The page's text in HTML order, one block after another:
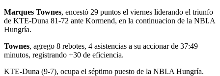
Marques Townes, encestó 29 puntos el viernes liderando el triunfo
de KTE-Duna 81-72 ante Kormend, en la continuacion de la NBI.A
Hungría.
Townes, agrego 8 rebotes, 4 asistencias a su accionar de 37:49
minutos, registrando +30 de eficiencia.
KTE-Duna (9-7), ocupa el séptimo puesto de la NBI.A Hungría.